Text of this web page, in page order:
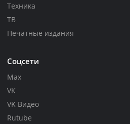
Техника
ТВ
Печатные издания
Соцсети
Max
VK
VK Видео
Rutube